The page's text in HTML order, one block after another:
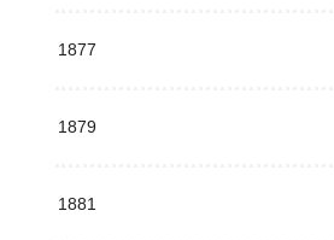
1877
1879
1881